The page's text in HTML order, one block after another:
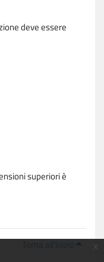
deve essere
superiori è
Torna all'inizio